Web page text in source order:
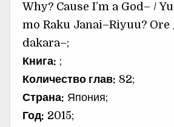
Why? Cause I’m a God– /
mo Raku Janai–Riyuu? Ore
dakara–;
Книга: ;
Количество глав: 82;
Страна: Япония;
Год: 2015;